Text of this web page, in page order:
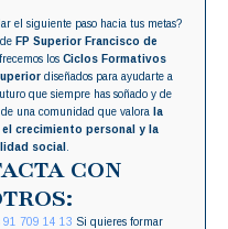
el siguiente paso hacia tus metas?
FP Superior Francisco de
losCiclos Formativos
diseñados para ayudarte a
que siempre has soñado y de
una comunidad que valora
la
el crecimiento personal y la
social
CON
91 709 14 13 Si quieres formar